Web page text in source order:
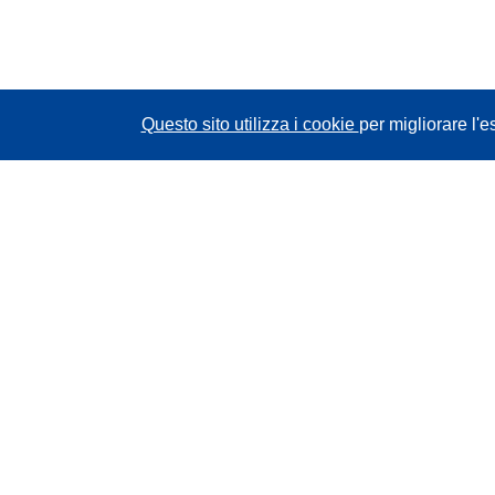
Questo sito utilizza i cookie per migliorare